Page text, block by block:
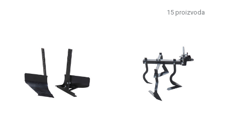
15 proizvoda